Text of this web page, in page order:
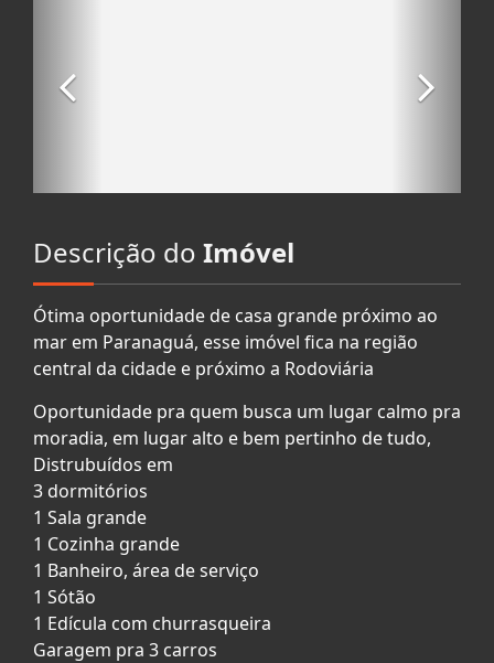
Descrição do Imóvel
Ótima oportunidade de casa grande próximo ao
mar em Paranaguá, esse imóvel fica na região
central da cidade e próximo a Rodoviária
Oportunidade pra quem busca um lugar calmo pra
moradia, em lugar alto e bem pertinho de tudo,
Distrubuídos em
3 dormitórios
1 Sala grande
1 Cozinha grande
1 Banheiro, área de serviço
1 Sótão
1 Edícula com churrasqueira
Garagem pra 3 carros